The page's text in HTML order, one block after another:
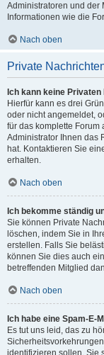
Administratoren und der
Informationen wie die
Nach oben
Private
Ich kann keine
Hierfür kann es drei
oder nicht angemeldet,
für das komplette Forum
Administrator Ihnen das
hat. Kontaktieren Sie
erhalten.
Nach oben
Ich bekomme ständig
Sie können Private
löschen, indem Sie in
erstellen. Falls Sie
können Sie dies auch
betreffenden Mitglied
Nach oben
Ich habe eine Spam-E-
Es tut uns leid, das zu
identifizieren sollen. Sie